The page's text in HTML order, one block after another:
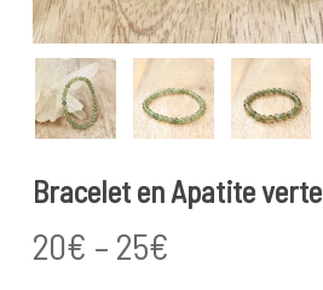
Bracelet en Apatite verte
20€ – 25€